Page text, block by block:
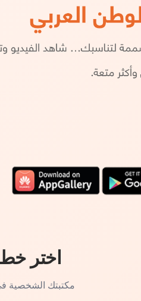
اختر
مكتبتك الشخصية